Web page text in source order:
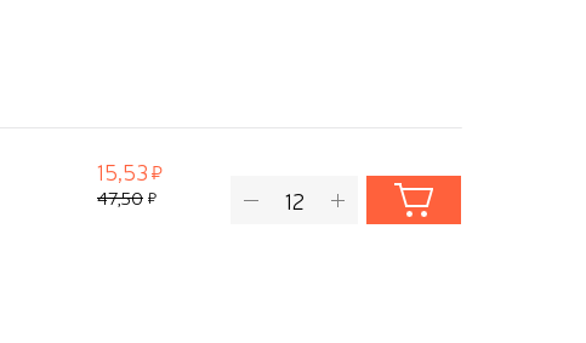
15,53
47,50